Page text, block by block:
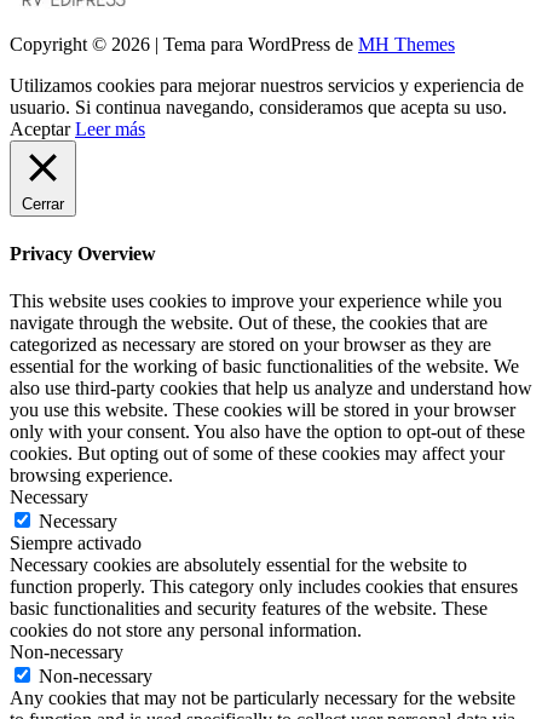
Copyright © 2026 | Tema para WordPress de MH Themes
Utilizamos cookies para mejorar nuestros servicios y experiencia de
usuario. Si continua navegando, consideramos que acepta su uso.
Aceptar Leer más
Cerrar
Privacy Overview
This website uses cookies to improve your experience while you
navigate through the website. Out of these, the cookies that are
categorized as necessary are stored on your browser as they are
essential for the working of basic functionalities of the website. We
also use third-party cookies that help us analyze and understand how
you use this website. These cookies will be stored in your browser
only with your consent. You also have the option to opt-out of these
cookies. But opting out of some of these cookies may affect your
browsing experience.
Necessary
Necessary
Siempre activado
Necessary cookies are absolutely essential for the website to
function properly. This category only includes cookies that ensures
basic functionalities and security features of the website. These
cookies do not store any personal information.
Non-necessary
Non-necessary
Any cookies that may not be particularly necessary for the website